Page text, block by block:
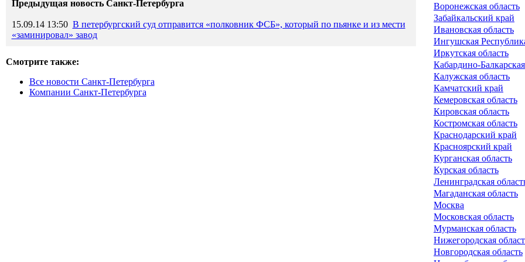
Предыдущая новость Санкт-Петербурга
15.09.14 13:50 В петербургский суд отправится «полковник ФСБ», который по пьянке и из мести
«заминировал» завод
Смотрите также:
Все новости Санкт-Петербурга
Компании Санкт-Петербурга
Воронежская область
Забайкальский край
Ивановская область
Ингушская
Иркутская область
Кабардино-
Калужская область
Камчатский край
Кемеровская область
Кировская область
Костромская область
Краснодарский край
Красноярский край
Курганская область
Курская область
Ленинградская
Магаданская область
Москва
Московская область
Мурманская область
Нижегородская
Новгородская область